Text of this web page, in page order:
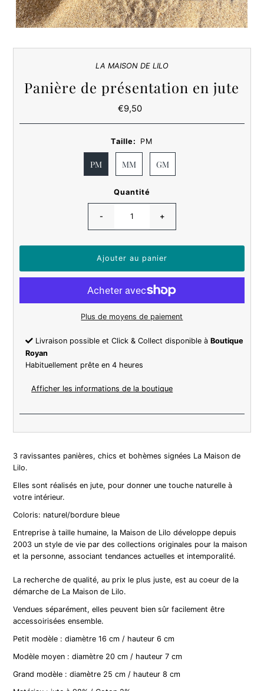
LA MAISON DE LILO
Panière de présentation en jute
Prix
€9,50
Taille: PM
PM MM GM
Quantité
- +
Plus de moyens de paiement
Livraison possible et Click & Collect disponible àBoutique
Royan
Habituellement prête en 4 heures
Afficher les informations de la boutique
3 ravissantes panières, chics et bohèmes signées La Maison de
Lilo.
Elles sont réalisés en jute, pour donner une touche naturelle à
votre intérieur.
Coloris: naturel/bordure bleue
Entreprise à taille humaine, la Maison de Lilo développe depuis
2003 un style de vie par des collections originales pour la maison
et la personne, associant tendances actuelles et intemporalité.
La recherche de qualité, au prix le plus juste, est au coeur de la
démarche de La Maison de Lilo.
Vendues séparément, elles peuvent bien sûr facilement être
accessoirisées ensemble.
Petit modèle : diamètre 16 cm / hauteur 6 cm
Modèle moyen : diamètre 20 cm / hauteur 7 cm
Grand modèle : diamètre 25 cm / hauteur 8 cm